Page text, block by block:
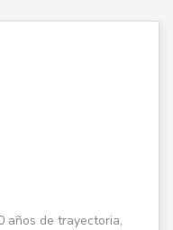
años de trayectoria,